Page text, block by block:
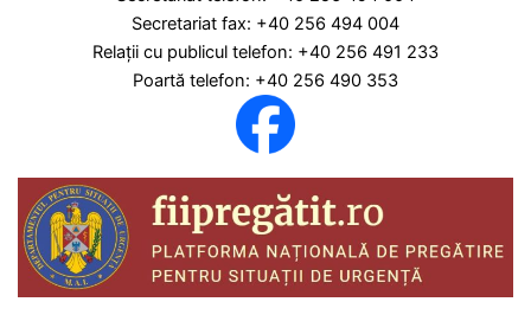
Secretariat fax: +40 256 494 004
Relaţii cu publicul telefon: +40 256 491 233
Poartă telefon: +40 256 490 353